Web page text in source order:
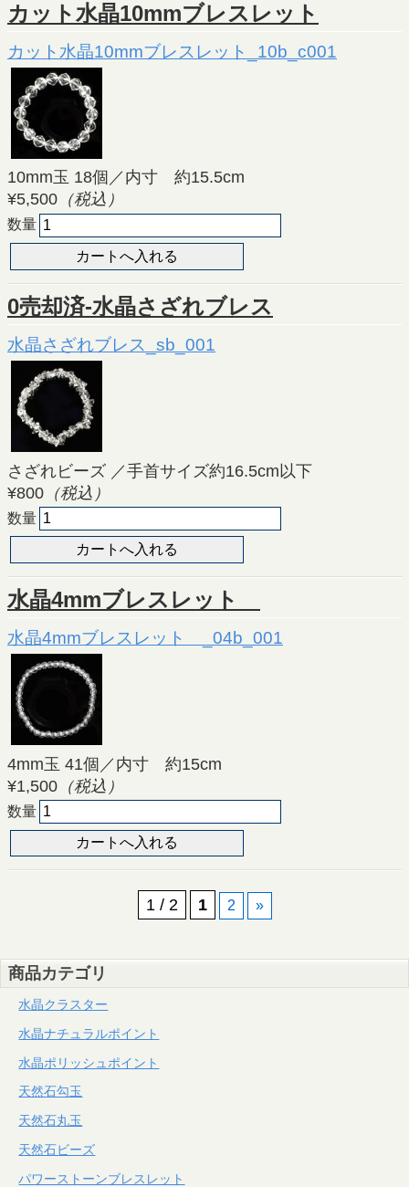
カット水晶10mmブレスレット
カット水晶10mmブレスレット_10b_c001
10mm玉 18個／内寸 約15.5cm
¥5,500 （税込）
数量
0売却済-水晶さざれブレス
水晶さざれブレス_sb_001
さざれビーズ ／手首サイズ約16.5cm以下
¥800 （税込）
数量
水晶4mmブレスレット
水晶4mmブレスレット _04b_001
4mm玉 41個／内寸 約15cm
¥1,500 （税込）
数量
1 / 2 1 2 »
商品カテゴリ
水晶クラスター
水晶ナチュラルポイント
水晶ポリッシュポイント
天然石勾玉
天然石丸玉
天然石ビーズ
パワーストーンブレスレット